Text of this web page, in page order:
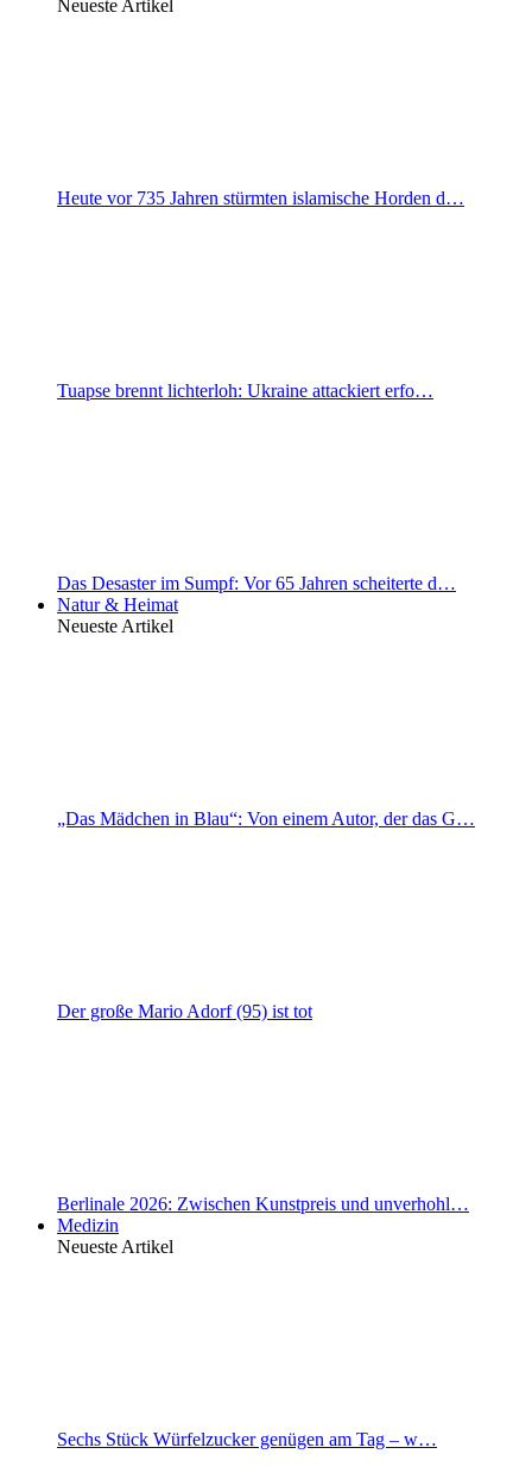
Neueste Artikel
Heute vor 735 Jahren stürmten islamische Horden d…
Tuapse brennt lichterloh: Ukraine attackiert erfo…
Das Desaster im Sumpf: Vor 65 Jahren scheiterte d…
Natur & Heimat
Neueste Artikel
„Das Mädchen in Blau“: Von einem Autor, der das G…
Der große Mario Adorf (95) ist tot
Berlinale 2026: Zwischen Kunstpreis und unverhohl…
Medizin
Neueste Artikel
Sechs Stück Würfelzucker genügen am Tag – w…